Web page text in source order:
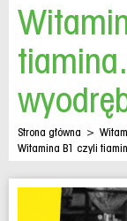
Strona główna >
Witamina B1 czyli